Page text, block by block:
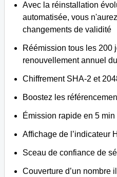
Avec la réinstallation
automatisée, vous
changements de validité
Réémission tous les 200
renouvellement annuel
Chiffrement SHA-2 et
Boostez les
Émission rapide en 5 min
Affichage de l’indicateur
Sceau de confiance de
Couverture d’un nombre